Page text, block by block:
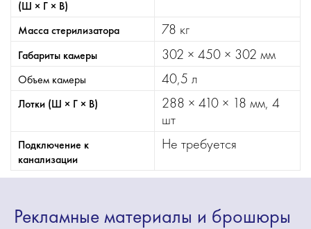
(Ш × Г × В)
Масса стерилизатора 78 кг
Габариты камеры 302 × 450 × 302 мм
Объем камеры 40,5 л
Лотки (Ш × Г × В)
288 × 410 × 18 мм, 4
шт
Подключение к
канализации
Не требуется
Рекламные материалы и брошюры